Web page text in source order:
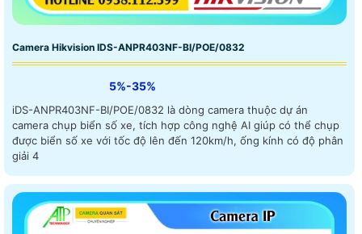
Camera Hikvision IDS-ANPR403NF-BI/POE/0832
5%-35%
iDS-ANPR403NF-BI/POE/0832 là dòng camera thuộc dự án
camera chụp biển số xe, tích hợp công nghệ AI giúp có thể chụp
được biển số xe với tốc độ lên đến 120km/h, ống kính có độ phân
giải 4